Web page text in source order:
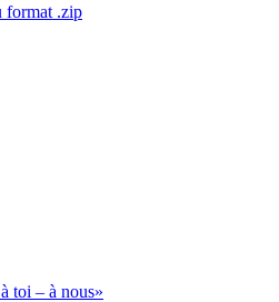
format .zip
toi – à nous»